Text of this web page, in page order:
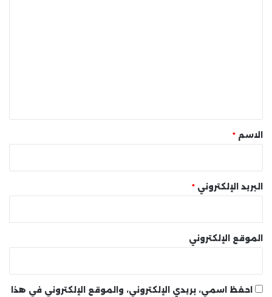
* الاسم *
البريد الإلكتروني *
الموقع الإلكتروني
احفظ اسمي، بريدي الإلكتروني، والموقع الإلكتروني في هذا